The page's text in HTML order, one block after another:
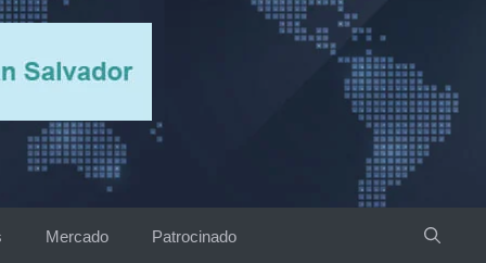
Mercado Patrocinado